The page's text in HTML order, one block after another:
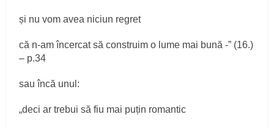
și nu vom avea niciun regret
că n-am încercat să construim o lume mai bună -” (16.)
– p.34
sau încă unul:
„deci ar trebui să fiu mai puțin romantic